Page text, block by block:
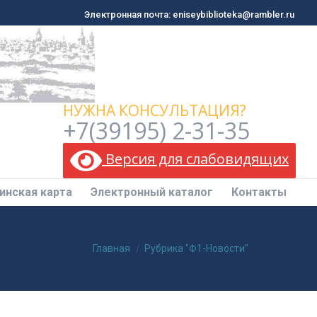
Электронная почта: eniseybiblioteka@rambler.ru
НУЖНА КОНСУЛЬТАЦИЯ?
+7(39195) 2-31-35
Версия для слабовидящих
карта Электронный каталог Контакты
Вы здесь:
Главная Рубрика "Ф1-Новости"
Электронная почта: eniseybiblioteka@rambler.ru
карта Электронный каталог